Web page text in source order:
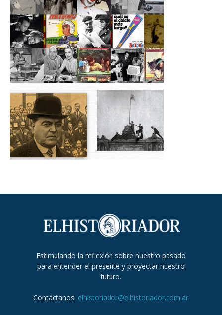
Estimulando la reflexión sobre nuestro pasado
para entender el presente y proyectar nuestro
futuro.
Contáctanos: elhistoriador@elhistoriador.com.ar